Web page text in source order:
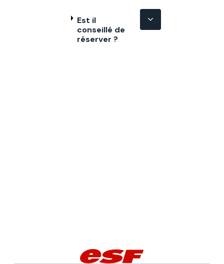
Est il
conseillé de
réserver ?